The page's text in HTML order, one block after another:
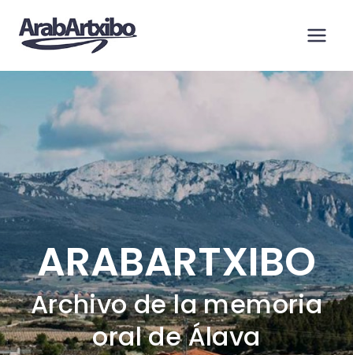
contenido
ARABARTXIBO
Archivo de la memoria
oral de Álava